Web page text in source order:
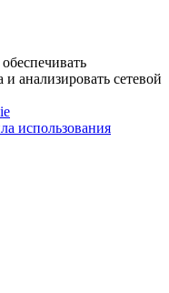
анализировать сетевой
использования